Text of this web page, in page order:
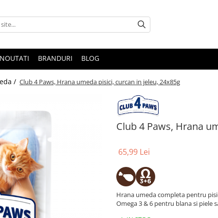
NOUTATI BRANDURI BLOG
/ Club 4 Paws, Hrana umeda pisici, curcan in jeleu, 24x85g
Club 4 Paws, Hrana
65,99 Lei
Hrana umeda completa pentru
Omega 3 & 6 pentru blana si piele